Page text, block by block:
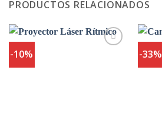
PRODUCTOS RELACIONADOS
-10% -33%